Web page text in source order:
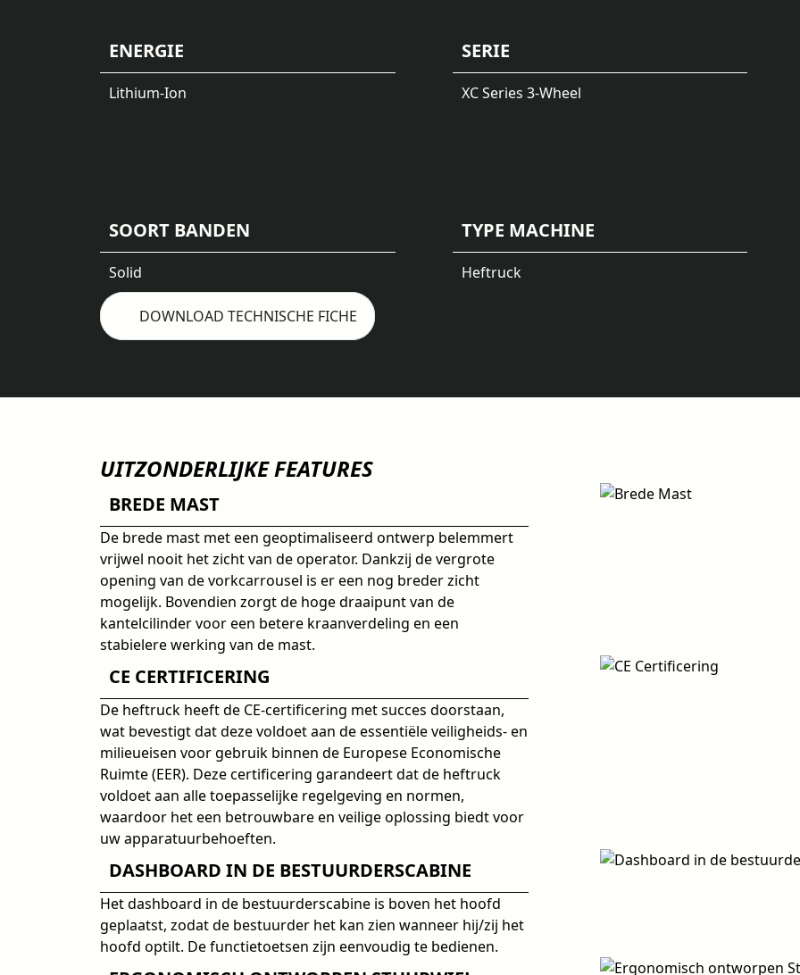
ENERGIE
Lithium-Ion
SERIE
XC Series 3-Wheel
SOORT BANDEN
Solid
TYPE MACHINE
Heftruck
DOWNLOAD TECHNISCHE FICHE
UITZONDERLIJKE FEATURES
BREDE MAST
De brede mast met een geoptimaliseerd ontwerp belemmert
vrijwel nooit het zicht van de operator. Dankzij de vergrote
opening van de vorkcarrousel is er een nog breder zicht
mogelijk. Bovendien zorgt de hoge draaipunt van de
kantelcilinder voor een betere kraanverdeling en een
stabielere werking van de mast.
CE CERTIFICERING
De heftruck heeft de CE-certificering met succes doorstaan,
wat bevestigt dat deze voldoet aan de essentiële veiligheids- en
milieueisen voor gebruik binnen de Europese Economische
Ruimte (EER). Deze certificering garandeert dat de heftruck
voldoet aan alle toepasselijke regelgeving en normen,
waardoor het een betrouwbare en veilige oplossing biedt voor
uw apparatuurbehoeften.
DASHBOARD IN DE BESTUURDERSCABINE
Het dashboard in de bestuurderscabine is boven het hoofd
geplaatst, zodat de bestuurder het kan zien wanneer hij/zij het
hoofd optilt. De functietoetsen zijn eenvoudig te bedienen.